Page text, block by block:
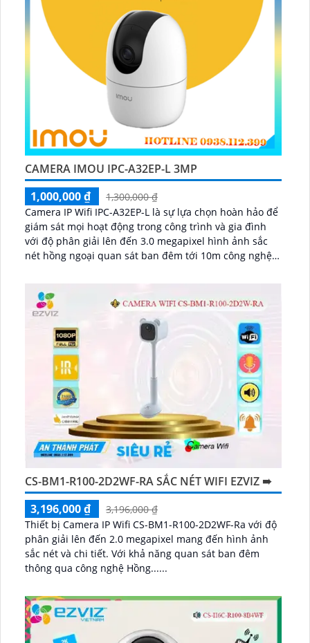
CAMERA IMOU IPC-A32EP-L 3MP
1,000,000 ₫
1,300,000 ₫
Camera IP Wifi IPC-A32EP-L là sự lựa chọn hoàn hảo để
giám sát mọi hoạt động trong công trình và gia đình
với độ phân giải lên đến 3.0 megapixel hình ảnh sắc
nét hồng ngoại quan sát ban đêm tới 10m công nghệ
CS-BM1-R100-2D2WF-RA SẮC NÉT WIFI EZVIZ ➠
3,196,000 ₫
3,196,000 ₫
Thiết bị Camera IP Wifi CS-BM1-R100-2D2WF-Ra với độ
phân giải lên đến 2.0 megapixel mang đến hình ảnh
sắc nét và chi tiết. Với khả năng quan sát ban đêm
thông qua công nghệ Hồng......